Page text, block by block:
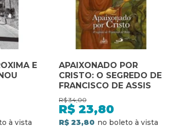
E
APAIXONADO POR
CRISTO: O SEGREDO DE
FRANCISCO DE ASSIS
R$ 34,00
R$ 23,80
R$ 23,80